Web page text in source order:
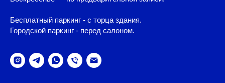
Бесплатный паркинг - с торца здания.
Городской паркинг - перед салоном.